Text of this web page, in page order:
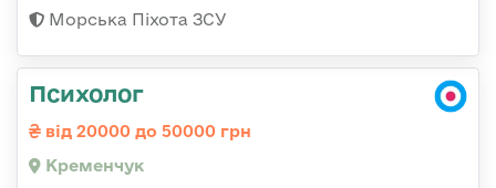
Морська Піхота ЗСУ
Психолог
від 20000 до 50000 грн
Кременчук